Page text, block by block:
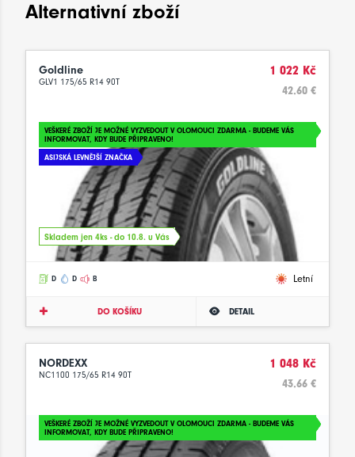
Alternativní zboží
Goldline
GLV1 175/65 R14 90T
1 022 Kč
42.60 €
VEŠKERÉ ZBOŽÍ JE MOŽNÉ VYZVEDOUT V OLOMOUCI ZDARMA - BUDEME VÁS
INFORMOVAT, KDY BUDE PŘIPRAVENO!
ASIJSKÁ LEVNĚJŠÍ ZNAČKA
Skladem jen 4ks - do 10.8. u Vás
D D B Letní
DO KOŠÍKU DETAIL
NORDEXX
NC1100 175/65 R14 90T
1 048 Kč
43.66 €
VEŠKERÉ ZBOŽÍ JE MOŽNÉ VYZVEDOUT V OLOMOUCI ZDARMA - BUDEME VÁS
INFORMOVAT, KDY BUDE PŘIPRAVENO!